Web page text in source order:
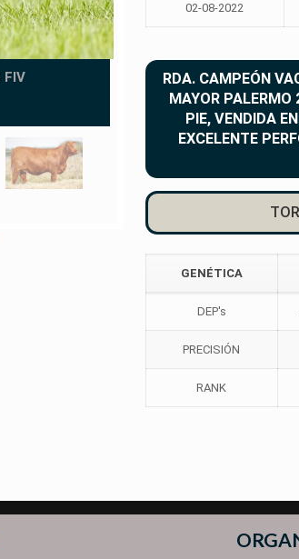
FIV ITÁ
02-08-2022
RDA. CAMPEÓN
MAYOR PALERMO
PIE, VENDIDA
EXCELENTE
GENÉTICA
DEP's
PRECISIÓN
RANK